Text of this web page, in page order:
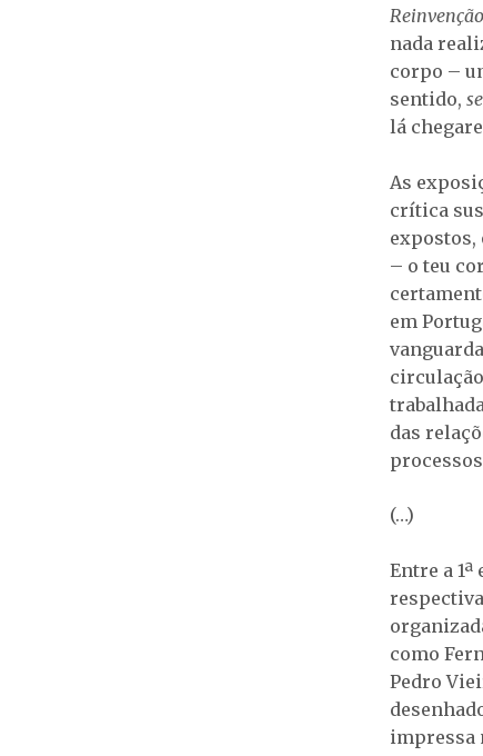
nada
corpo –
sentido,
lá
As
crítica
expostos,
– o teu
em
das
(…)
Entre a
como
Pedro
impressa